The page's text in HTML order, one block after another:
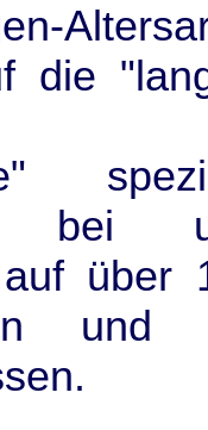
die
bei
auf über
und